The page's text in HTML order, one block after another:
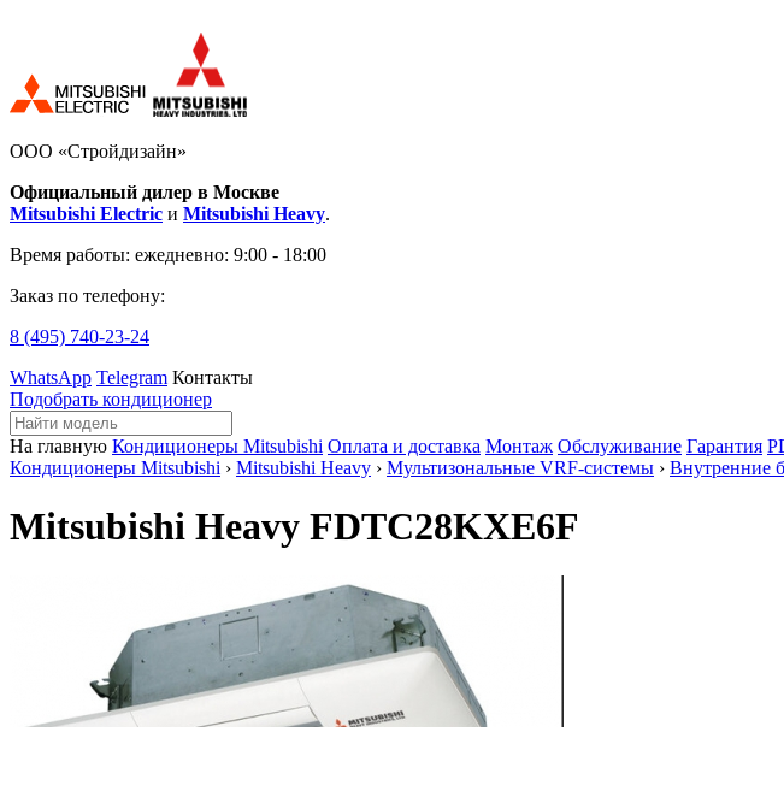
ООО «Стройдизайн»
Официальный дилер в Москве
Mitsubishi Electric и Mitsubishi Heavy.
Время работы: ежедневно: 9:00 - 18:00
Заказ по телефону:
8 (495) 740-23-24
WhatsApp Telegram Контакты
Подобрать кондиционер
На главную Кондиционеры Mitsubishi Оплата и доставка Монтаж Обслуживание Гарантия
Кондиционеры Mitsubishi › Mitsubishi Heavy › Мультизональные VRF-системы › Внутренние
Mitsubishi Heavy FDTC28KXE6F